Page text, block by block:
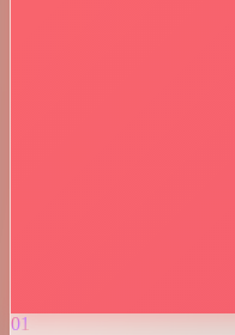
01